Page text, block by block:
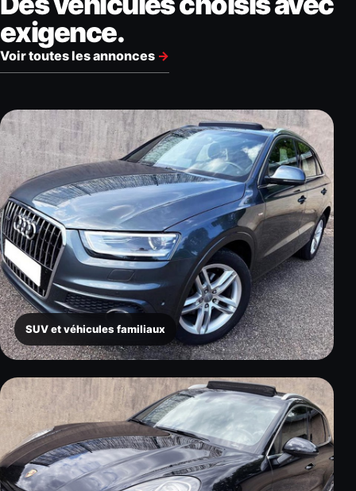
exigence.
Voir toutes les annonces →
SUV et véhicules familiaux